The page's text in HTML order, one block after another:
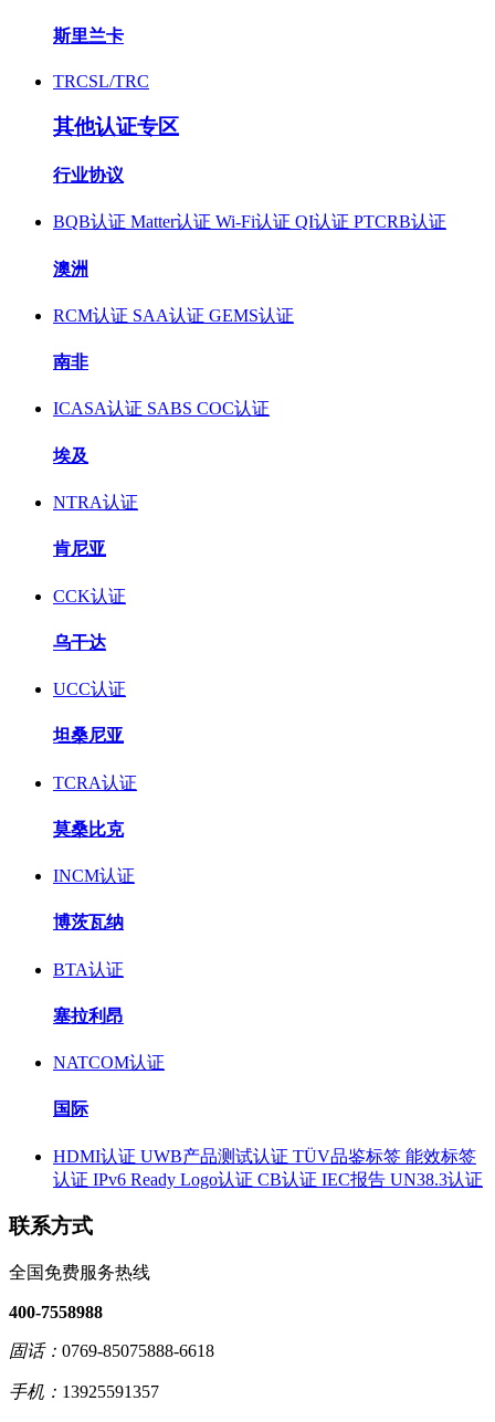
斯里兰卡
TRCSL/TRC
其他认证专区
行业协议
BQB认证 Matter认证 Wi-Fi认证 QI认证 PTCRB认证
澳洲
RCM认证 SAA认证 GEMS认证
南非
ICASA认证 SABS COC认证
埃及
NTRA认证
肯尼亚
CCK认证
乌干达
UCC认证
坦桑尼亚
TCRA认证
莫桑比克
INCM认证
博茨瓦纳
BTA认证
塞拉利昂
NATCOM认证
国际
HDMI认证 UWB产品测试认证 TÜV品鉴标签 能效标签
认证 IPv6 Ready Logo认证 CB认证 IEC报告 UN38.3认证
联系方式
全国免费服务热线
400-7558988
固话： 0769-85075888-6618
手机： 13925591357